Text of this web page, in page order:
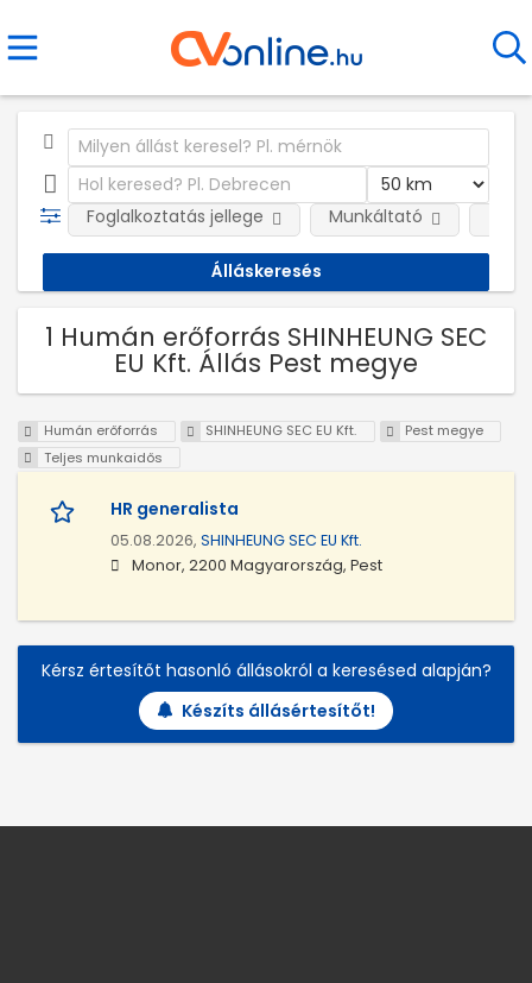
Foglalkoztatás jellege Munkáltató
1 Humán erőforrás SHINHEUNG SEC
EU Kft. Állás Pest megye
Humán erőforrás SHINHEUNG SEC EU Kft.
Pest megye
Teljes munkaidős
HR generalista
05.08.2026, SHINHEUNG SEC EU Kft.
Monor, 2200 Magyarország, Pest
Kérsz értesítőt hasonló állásokról a keresésed alapján?
Készíts állásértesítőt!